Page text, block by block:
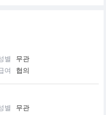
별
무관
여 협의
별
무관